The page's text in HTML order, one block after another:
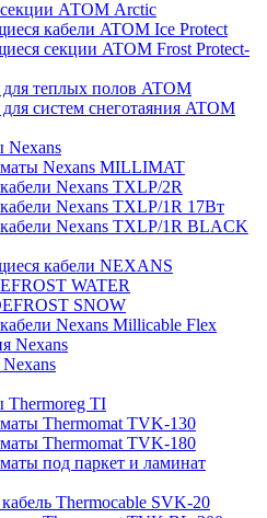
секции АТОМ Arctic
кабели ATOM Ice Protect
секции ATOM Frost Protect-
теплых полов ATOM
систем снеготаяния ATOM
Nexans
маты Nexans MILLIMAT
Nexans TXLP/2R
Nexans TXLP/1R 17Вт
Nexans TXLP/1R BLACK
кабели NEXANS
WATER
SNOW
Nexans Millicable Flex
Nexans
Thermoreg TI
Thermomat TVK-130
Thermomat TVK-180
под паркет и ламинат
Thermocable SVK-20